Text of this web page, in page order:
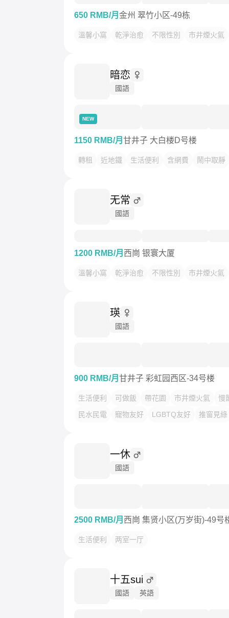
650 RMB/月 金州 翠竹小区-49栋
溫馨小窩 乾淨治愈 不限性別 市井煙火氣
暗恋
國語
NEW
1150 RMB/月 甘井子 大白楼D号楼
轉租 近地鐵 生活便利 含網費 鬧中取靜
无常
國語
1200 RMB/月 西崗 银寰大厦
溫馨小窩 乾淨治愈 不限性別 市井煙火氣
瑛
國語
900 RMB/月 甘井子 彩虹园西区-34号楼
生活便利 可做飯 帶花園 市井煙火氣
慢
民水民電
寵物友好 LGBTQ友好 推窗見綠
一休
國語
2500 RMB/月 西崗 集贤小区(万岁街)-49号
生活便利 两室一厅
十五sui
國語 英語